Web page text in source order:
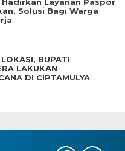
Solusi Bagi Warga
BUPATI
LAKUKAN
DI CIPTAMULYA